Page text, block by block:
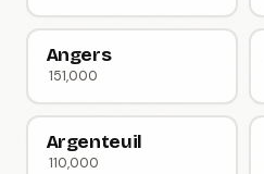
Angers
151,000
Argenteuil
110,000